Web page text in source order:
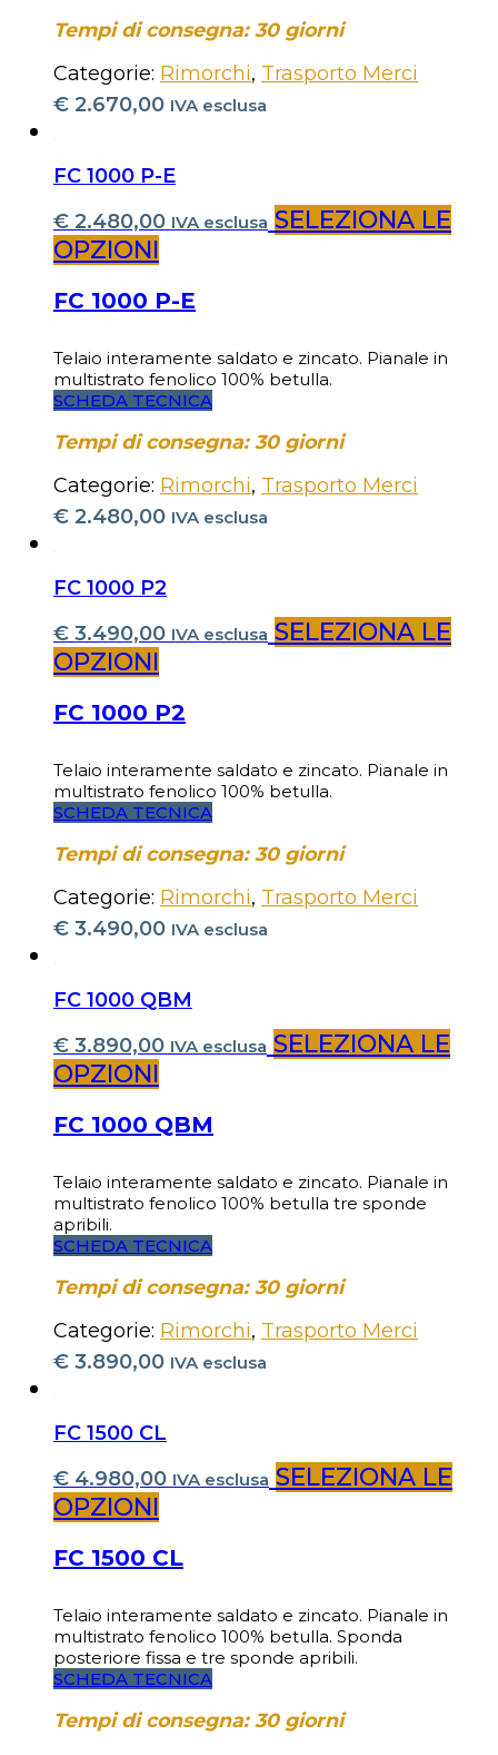
Tempi di consegna: 30 giorni
Categorie: Rimorchi, Trasporto Merci
€ 2.670,00 IVA esclusa
FC 1000 P-E
€ 2.480,00 IVA esclusa SELEZIONA LE
OPZIONI
FC 1000 P-E
Telaio interamente saldato e zincato. Pianale in
multistrato fenolico 100% betulla.
SCHEDA TECNICA
Tempi di consegna: 30 giorni
Categorie: Rimorchi, Trasporto Merci
€ 2.480,00 IVA esclusa
FC 1000 P2
€ 3.490,00 IVA esclusa SELEZIONA LE
OPZIONI
FC 1000 P2
Telaio interamente saldato e zincato. Pianale in
multistrato fenolico 100% betulla.
SCHEDA TECNICA
Tempi di consegna: 30 giorni
Categorie: Rimorchi, Trasporto Merci
€ 3.490,00 IVA esclusa
FC 1000 QBM
€ 3.890,00 IVA esclusa SELEZIONA LE
OPZIONI
FC 1000 QBM
Telaio interamente saldato e zincato. Pianale in
multistrato fenolico 100% betulla tre sponde
apribili.
SCHEDA TECNICA
Tempi di consegna: 30 giorni
Categorie: Rimorchi, Trasporto Merci
€ 3.890,00 IVA esclusa
FC 1500 CL
€ 4.980,00 IVA esclusa SELEZIONA LE
OPZIONI
FC 1500 CL
Telaio interamente saldato e zincato. Pianale in
multistrato fenolico 100% betulla. Sponda
posteriore fissa e tre sponde apribili.
SCHEDA TECNICA
Tempi di consegna: 30 giorni